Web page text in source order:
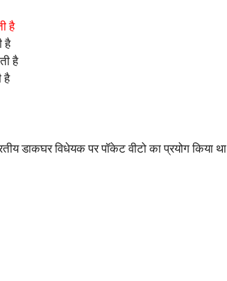
है
है
है
है
डाकघर विधेयक पर पॉकेट वीटो का प्रयोग किया था